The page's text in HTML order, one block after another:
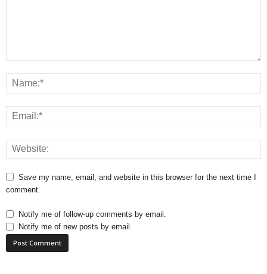
Save my name, email, and website in this browser for the next time I
comment.
Notify me of follow-up comments by email.
Notify me of new posts by email.